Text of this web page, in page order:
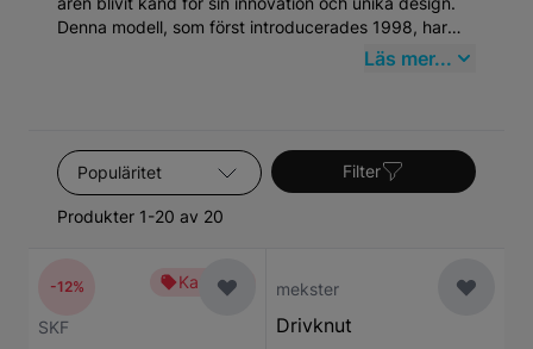
Denna modell, som först introducerades 1998, har
alltid stått för hög säkerhet och utmärkt kördynamik.
regelbunden kontroll och underhåll för att bibehålla
bilens prestanda och säkerhetsnivå.
Läs mer...
Sortera efter
Produkter 1-20 av 20
Filter
Kampanj
SKF
-12% mekster
Drivknut